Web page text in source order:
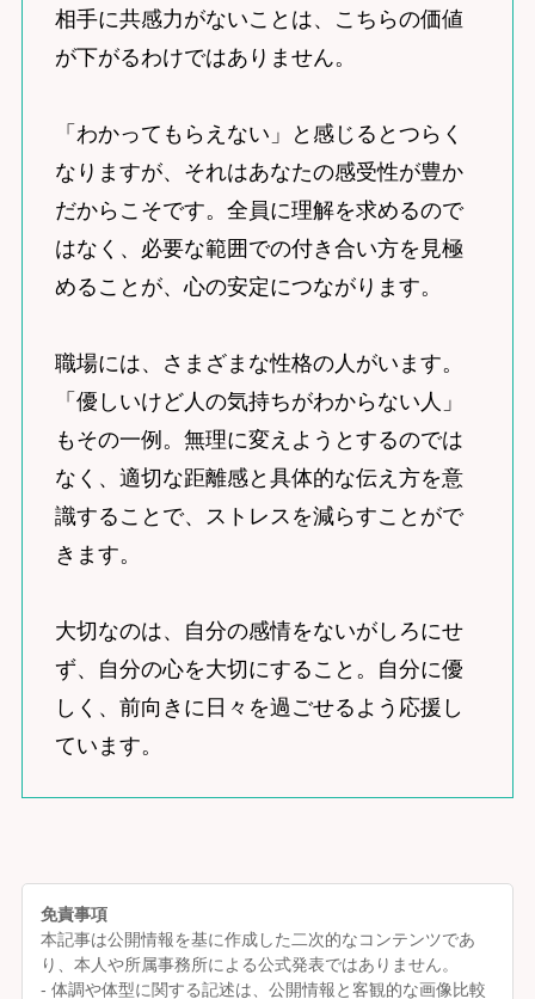
相手に共感力がないことは、こちらの価値
が下がるわけではありません。
「わかってもらえない」と感じるとつらく
なりますが、それはあなたの感受性が豊か
だからこそです。全員に理解を求めるので
はなく、必要な範囲での付き合い方を見極
めることが、心の安定につながります。
職場には、さまざまな性格の人がいます。
「優しいけど人の気持ちがわからない人」
もその一例。無理に変えようとするのでは
なく、適切な距離感と具体的な伝え方を意
識することで、ストレスを減らすことがで
きます。
大切なのは、自分の感情をないがしろにせ
ず、自分の心を大切にすること。自分に優
しく、前向きに日々を過ごせるよう応援し
ています。
免責事項
本記事は公開情報を基に作成した二次的なコンテンツであ
り、本人や所属事務所による公式発表ではありません。
- 体調や体型に関する記述は、公開情報と客観的な画像比較